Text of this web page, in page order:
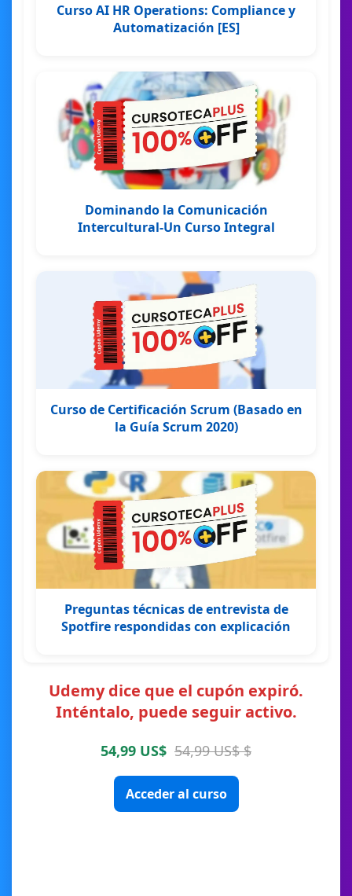
Curso AI HR Operations: Compliance y
Automatización [ES]
Dominando la Comunicación
Intercultural-Un Curso Integral
Curso de Certificación Scrum (Basado en
la Guía Scrum 2020)
Preguntas técnicas de entrevista de
Spotfire respondidas con explicación
Udemy dice que el cupón expiró.
Inténtalo, puede seguir activo.
54,99 US$ 54,99 US$ $
Acceder al curso